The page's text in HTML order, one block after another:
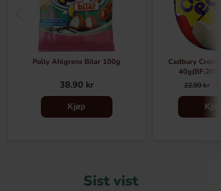
Polly Ahlgrens Bilar 100g
38.90 kr
Kjøp
Cadbury
22.90 kr
Sist vist